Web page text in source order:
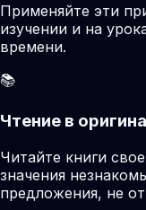
Применяйте эти
изучении и на
времени.
📚
Чтение в
Читайте книги
значения
предложения, не